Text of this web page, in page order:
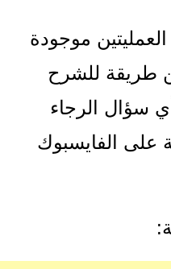
موجودة
طريقة للشرح
سؤال الرجاء
على الفايسبوك